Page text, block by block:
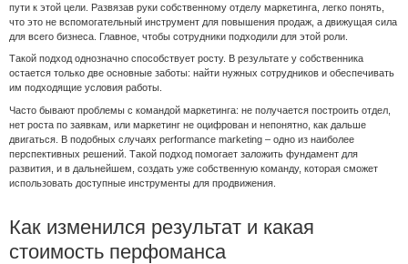
пути к этой цели. Развязав руки собственному отделу маркетинга, легко понять,
что это не вспомогательный инструмент для повышения продаж, а движущая сила
для всего бизнеса. Главное, чтобы сотрудники подходили для этой роли.
Такой подход однозначно способствует росту. В результате у собственника
остается только две основные заботы: найти нужных сотрудников и обеспечивать
им подходящие условия работы.
Часто бывают проблемы с командой маркетинга: не получается построить отдел,
нет роста по заявкам, или маркетинг не оцифрован и непонятно, как дальше
двигаться. В подобных случаях performance marketing – одно из наиболее
перспективных решений. Такой подход помогает заложить фундамент для
развития, и в дальнейшем, создать уже собственную команду, которая сможет
использовать доступные инструменты для продвижения.
Как изменился результат и какая
стоимость перфоманса